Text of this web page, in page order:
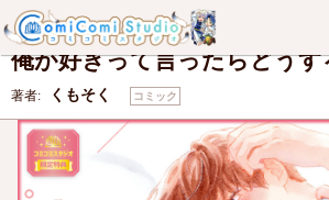
特典 【コミコミ特典4Pリーフレット】
俺が好きって言ったらどうす
著者: くもそく コミック